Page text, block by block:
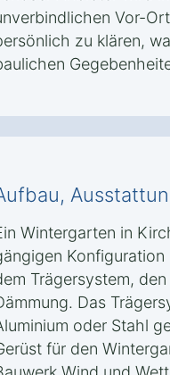
Vor-
zu klären,
Wintergarten in
Trägersystem,
Das
oder Stahl
für den